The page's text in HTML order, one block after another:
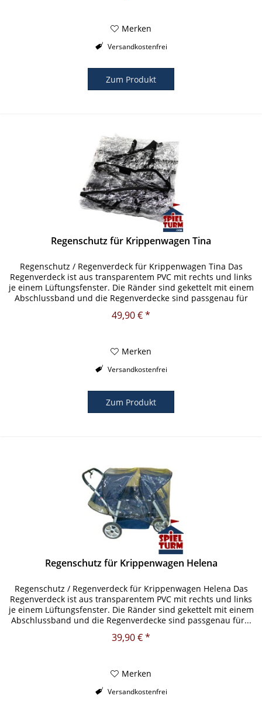
Merken
Versandkostenfrei
Zum Produkt
Regenschutz für Krippenwagen Tina
Regenschutz / Regenverdeck für Krippenwagen Tina Das
Regenverdeck ist aus transparentem PVC mit rechts und links
je einem Lüftungsfenster. Die Ränder sind gekettelt mit einem
Abschlussband und die Regenverdecke sind passgenau für
49,90 € *
Merken
Versandkostenfrei
Zum Produkt
Regenschutz für Krippenwagen Helena
Regenschutz / Regenverdeck für Krippenwagen Helena Das
Regenverdeck ist aus transparentem PVC mit rechts und links
je einem Lüftungsfenster. Die Ränder sind gekettelt mit einem
Abschlussband und die Regenverdecke sind passgenau für...
39,90 € *
Merken
Versandkostenfrei